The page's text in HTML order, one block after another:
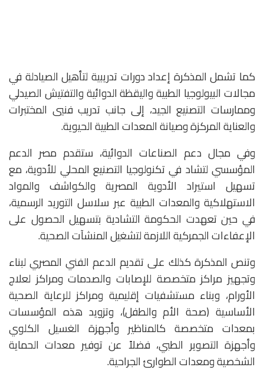
كما تشمل المذكرة إعداد دورات تدريبية لتأهيل الصيادلة في
مجالات البيولوجيا الطبية واليقظة الدوائية والتفتيش الصيدلي
وممارسات التصنيع الجيد، إلى جانب تدريب فنيي المختبرات
والعناية المركزة وصيانة المعدات الطبية الحيوية.
وفي مجال دعم الصناعات الدوائية، ستقدم مصر الدعم
المؤسسي لتشاد في تكنولوجيا التصنيع المحلي للأدوية، مع
تسهيل استيراد الأدوية المصرية والكواشف والمواد
الاستهلاكية والمعدات الطبية عبر سلاسل التوريد الرسمية،
في حين تعهدت الحكومة التشادية بتسهيل الحصول على
الإعفاءات الجمركية اللازمة لتشغيل المنشآت الصحية.
وتنص المذكرة كذلك على تقديم الدعم الفني المصري لبناء
وتجهيز مراكز متخصصة للإصابات والصدمات ومراكز لعلاج
الأورام، وبناء مستشفيات إقليمية ومراكز للرعاية الصحية
الأساسية (صحة الأم والطفل)، وتزويد هذه المؤسسات
بمعدات متخصصة كالمناظير وأجهزة الغسيل الكلوي
وأجهزة التصوير الطبي، فضلاً عن توفير معدات الحماية
الشخصية ومعدات الطوارئ الجراحية.